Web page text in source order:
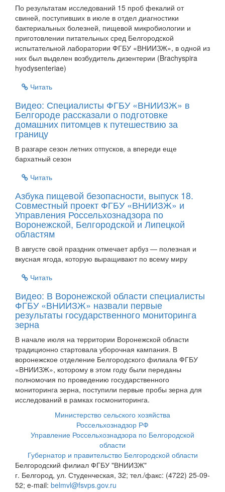
По результатам исследований 15 проб фекалий от
свиней, поступивших в июле в отдел диагностики
бактериальных болезней, пищевой микробиологии и
приготовлении питательных сред Белгородской
испытательной лаборатории ФГБУ «ВНИИЗЖ», в одной из
них был выделен возбудитель дизентерии (Brachyspira
hyodysenteriae)
Читать
Видео: Специалисты ФГБУ «ВНИИЗЖ» в
Белгороде рассказали о подготовке
домашних питомцев к путешествию за
границу
В разгаре сезон летних отпусков, а впереди еще
бархатный сезон
Читать
Азбука пищевой безопасности, выпуск 18.
Совместный проект ФГБУ «ВНИИЗЖ» и
Управления Россельхознадзора по
Воронежской, Белгородской и Липецкой
областям
В августе свой праздник отмечает арбуз — полезная и
вкусная ягода, которую выращивают по всему миру
Читать
Видео: В Воронежской области специалисты
ФГБУ «ВНИИЗЖ» назвали первые
результаты государственного мониторинга
зерна
В начале июля на территории Воронежской области
традиционно стартовала уборочная кампания. В
воронежское отделение Белгородского филиала ФГБУ
«ВНИИЗЖ», которому в этом году были переданы
полномочия по проведению государственного
мониторинга зерна, поступили первые пробы зерна для
исследований в рамках госмониторинга.
Министерство сельского хозяйства
Россельхознадзор РФ
Управление Россельхознадзора по Белгородской
области
Губернатор и правительство Белгородской области
Белгородский филиал ФГБУ "ВНИИЗЖ"
г. Белгород, ул. Студенческая, 32; тел./факс: (4722) 25-09-
52; e-mail: belmvl@fsvps.gov.ru